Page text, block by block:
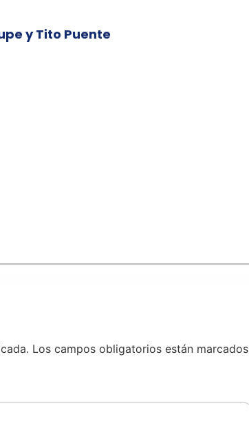
y Tito Puente
Los campos obligatorios están marcados